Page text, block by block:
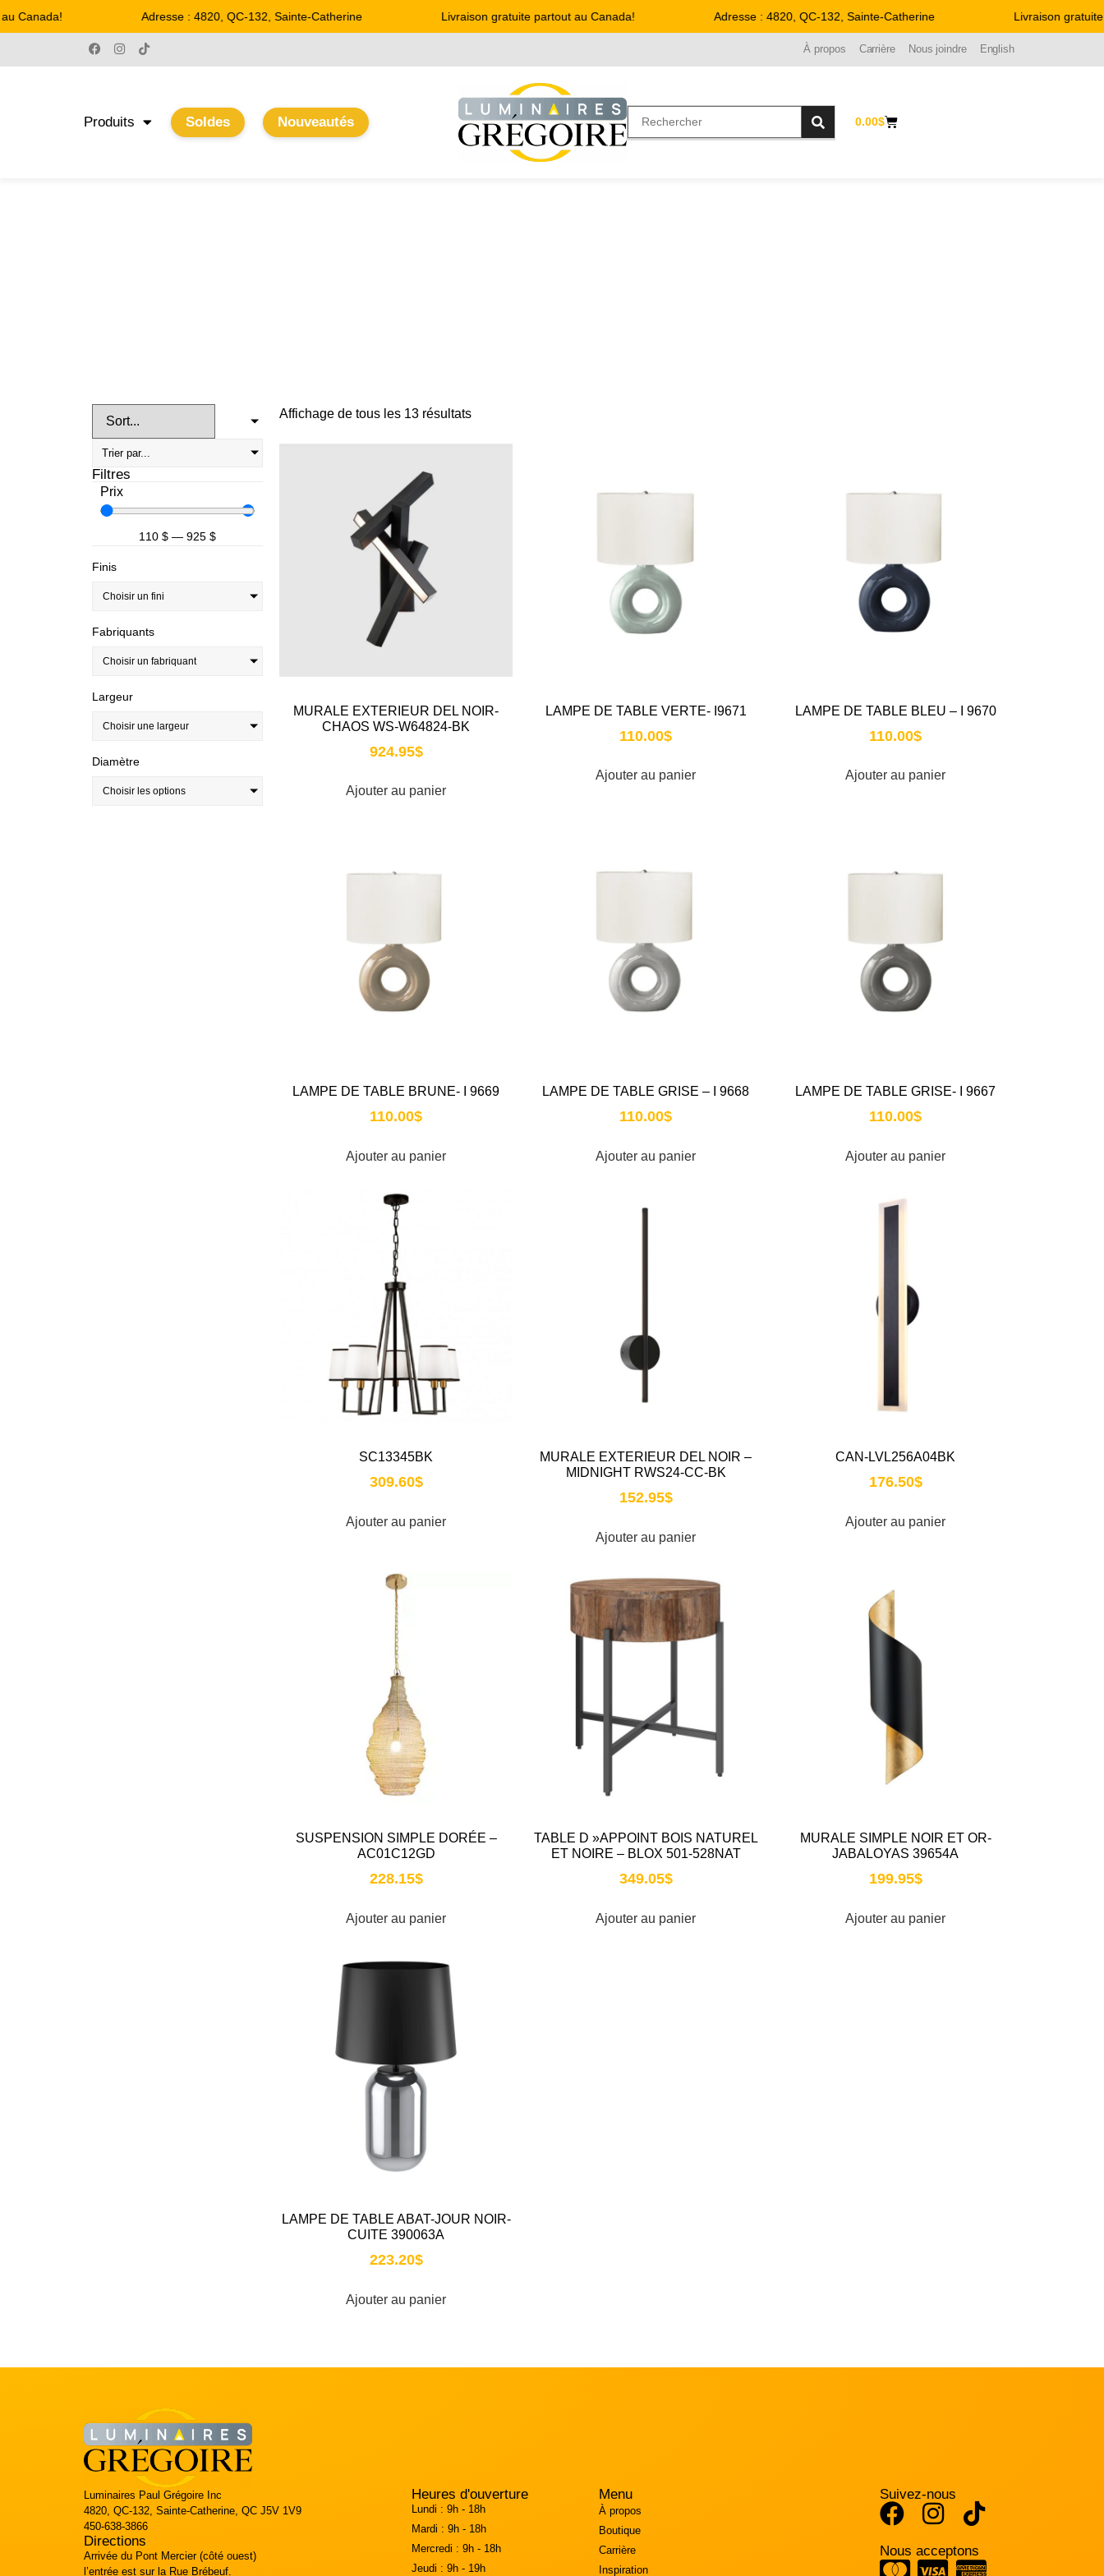
Adresse : 4820, QC-132, Sainte-Catherine Livraison gratuite partout au Canada! Adresse : 4820, QC-132, Sainte-Catherine Livraison gratuite
À propos Carrière Nous joindre English
Produits Soldes Nouveautés 0.00$
Filtres
Prix
110 $ — 925 $
Finis
Choisir un fini
Fabriquants
Choisir un fabriquant
Largeur
Choisir une largeur
Diamètre
Choisir les options
Affichage de tous les 13 résultats
MURALE EXTERIEUR DEL NOIR-
CHAOS WS-W64824-BK
924.95$
Ajouter au panier
LAMPE DE TABLE VERTE- I9671
110.00$
Ajouter au panier
LAMPE DE TABLE BLEU – I 9670
110.00$
Ajouter au panier
LAMPE DE TABLE BRUNE- I 9669
110.00$
Ajouter au panier
LAMPE DE TABLE GRISE – I 9668
110.00$
Ajouter au panier
LAMPE DE TABLE GRISE- I 9667
110.00$
Ajouter au panier
SC13345BK
309.60$
Ajouter au panier
MURALE EXTERIEUR DEL NOIR –
MIDNIGHT RWS24-CC-BK
152.95$
Ajouter au panier
CAN-LVL256A04BK
176.50$
Ajouter au panier
SUSPENSION SIMPLE DORÉE –
AC01C12GD
228.15$
Ajouter au panier
TABLE D »APPOINT BOIS NATUREL
ET NOIRE – BLOX 501-528NAT
349.05$
Ajouter au panier
MURALE SIMPLE NOIR ET OR-
JABALOYAS 39654A
199.95$
Ajouter au panier
LAMPE DE TABLE ABAT-JOUR NOIR-
CUITE 390063A
223.20$
Ajouter au panier
Luminaires Paul Grégoire Inc
4820, QC-132, Sainte-Catherine, QC J5V 1V9
450-638-3866
Directions
Arrivée du Pont Mercier (côté ouest)
l’entrée est sur la Rue Brébeuf.
Heures d'ouverture
Lundi : 9h - 18h
Mardi : 9h - 18h
Mercredi : 9h - 18h
Jeudi : 9h - 19h
Menu
À propos
Boutique
Carrière
Inspiration
Suivez-nous
Nous acceptons